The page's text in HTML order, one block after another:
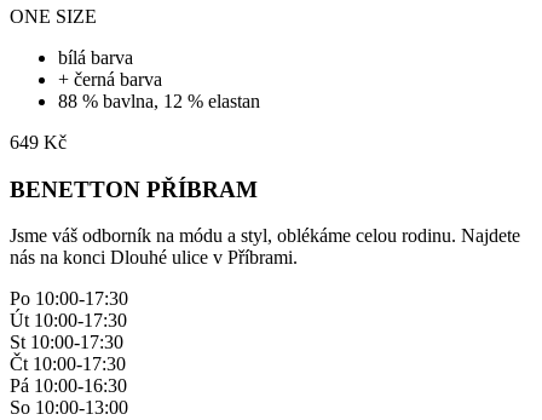
ONE SIZE
bílá barva
+ černá barva
88 % bavlna, 12 % elastan
649 Kč
BENETTON PŘÍBRAM
Jsme váš odborník na módu a styl, oblékáme celou rodinu. Najdete
nás na konci Dlouhé ulice v Příbrami.
Po 10:00-17:30
Út 10:00-17:30
St 10:00-17:30
Čt 10:00-17:30
Pá 10:00-16:30
So 10:00-13:00